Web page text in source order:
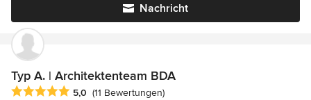
Nachricht
Typ A. | Architektenteam BDA
Durchschnittliche Bewertung: 5 von 5 Sternen
5,0 (11 Bewertungen)